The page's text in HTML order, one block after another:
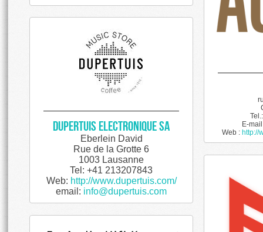
E-
Web : http://
Dupertuis Electronique SA
Eberlein David
Rue de la Grotte 6
1003 Lausanne
Tel: +41 213207843
Web: http://www.dupertuis.com/
email: info@dupertuis.com